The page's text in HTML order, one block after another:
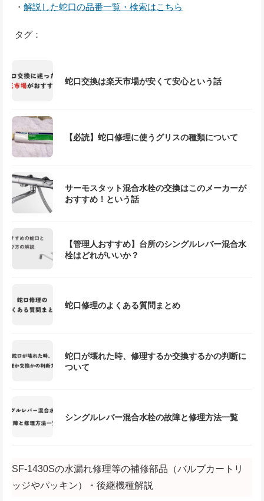
・ 解説した蛇口の品番一覧・検索はこちら
タグ：
蛇口交換は楽天市場が安くて安心という話
【必読】蛇口修理に使うグリスの種類について
サーモスタット混合水栓の交換はこのメーカーが
おすすめ！という話
【管理人おすすめ】台所のシングルレバー混合水
栓はどれがいいか？
蛇口修理のよくある質問まとめ
蛇口が壊れた時、修理するか交換するかの判断に
ついて
シングルレバー混合水栓の故障と修理方法一覧
SF-1430Sの水漏れ修理等の補修部品（バルブカートリ
ッジやパッキン）・後継機種解説